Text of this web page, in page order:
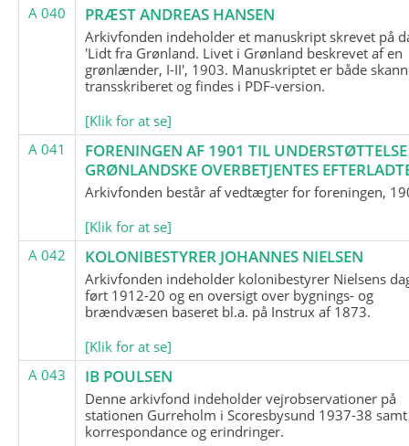
A 040
PRÆST ANDREAS HANSEN
Arkivfonden indeholder et manuskript skrevet på
'Lidt fra Grønland. Livet i Grønland beskrevet af en
grønlænder, I-II', 1903. Manuskriptet er både
transskriberet og findes i PDF-version.
[Klik for at se]
A 041
FORENINGEN AF 1901 TIL
GRØNLANDSKE OVERBETJENTES
Arkivfonden består af vedtægter for foreningen,
[Klik for at se]
A 042
KOLONIBESTYRER JOHANNES NIELSEN
Arkivfonden indeholder kolonibestyrer Nielsens
ført 1912-20 og en oversigt over bygnings- og
brændvæsen baseret bl.a. på Instrux af 1873.
[Klik for at se]
A 043
IB POULSEN
Denne arkivfond indeholder vejrobservationer på
stationen Gurreholm i Scoresbysund 1937-38 samt
korrespondance og erindringer.